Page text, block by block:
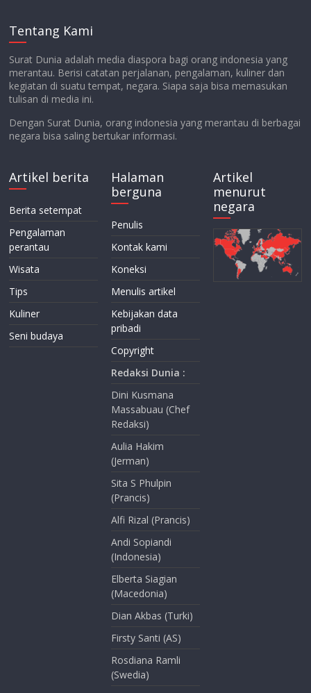
Tentang Kami
Surat Dunia adalah media diaspora bagi orang indonesia yang
merantau. Berisi catatan perjalanan, pengalaman, kuliner dan
kegiatan di suatu tempat, negara. Siapa saja bisa memasukan
tulisan di media ini.
Dengan Surat Dunia, orang indonesia yang merantau di berbagai
negara bisa saling bertukar informasi.
Artikel berita
Berita setempat
Pengalaman
perantau
Wisata
Tips
Kuliner
Seni budaya
Halaman
berguna
Penulis
Kontak kami
Koneksi
Menulis artikel
Kebijakan data
pribadi
Copyright
Redaksi Dunia :
Dini Kusmana
Massabuau (Chef
Redaksi)
Aulia Hakim
(Jerman)
Sita S Phulpin
(Prancis)
Alfi Rizal (Prancis)
Andi Sopiandi
(Indonesia)
Elberta Siagian
(Macedonia)
Dian Akbas (Turki)
Firsty Santi (AS)
Rosdiana Ramli
(Swedia)
Artikel
menurut
negara